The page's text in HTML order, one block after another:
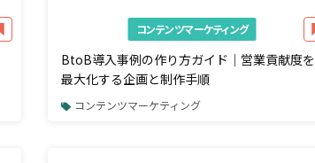
コンテンツマーケティング
BtoB導入事例の作り方ガイド｜営業貢献度を
最大化する企画と制作手順
コンテンツマーケティング